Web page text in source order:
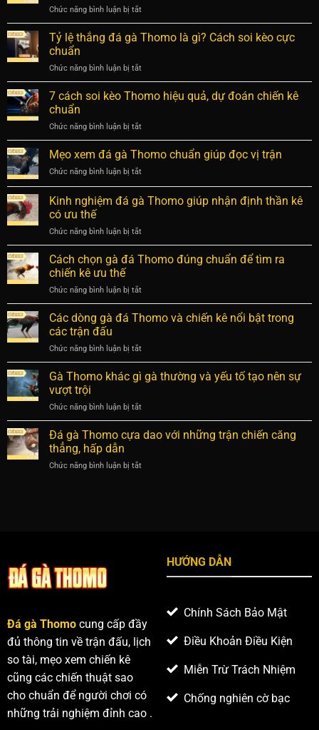
chi
tiết
nhất
gà
Thomo
từ
lâu
năm
chuẩn
Chức năng bình luận bị tắtở
Sai
lầm
đá
gà
Thomo
mới
thua
nặng
Tỷ lệ thắng đá gà Thomo là gì? Cách soi kèo cực
chuẩn
Chức năng bình luận bị tắtở
Tỷ
lệ
gà
Thomo
là
Cách
soi
kèo
7 cách soi kèo Thomo hiệu quả, dự đoán chiến kê
chuẩn
Chức năng bình luận bị tắtở
7
cách
kèo
Thomo
hiệu
đoán
chiến
kê
Mẹo xem đá gà Thomo chuẩn giúp đọc vị trận
Chức năng bình luận bị tắtở
xem
đá
Thomo
chuẩn
giúp
trận
Kinh nghiệm đá gà Thomo giúp nhận định thần kê
có ưu thế
Chức năng bình luận bị tắtở
Kinh
nghiệm
Thomo
giúp
nhận
kê
có
ưu
Cách chọn gà đá Thomo đúng chuẩn để tìm ra
chiến kê ưu thế
Chức năng bình luận bị tắtở
Cách
chọn
Thomo
đúng
chuẩn
ra
chiến
kê
Các dòng gà đá Thomo và chiến kê nổi bật trong
các trận đấu
Chức năng bình luận bị tắtở
Các
dòng
gà
Thomo
và
chiến
bật
Gà Thomo khác gì gà thường và yếu tố tạo nên sự
vượt trội
Chức năng bình luận bị tắtở
Gà
Thomo
gà
Đá gà Thomo cựa dao với những trận chiến căng
thẳng, hấp dẫn
Chức năng bình luận bị tắtở
dẫn
Đá gà Thomo cung cấp đầy
đủ thông tin về trận đấu, lịch
so tài, mẹo xem chiến kê
cũng các chiến thuật sao
cho chuẩn để người chơi có
những trải nghiệm đỉnh cao .
HƯỚNG DẪN
Chính Sách Bảo Mật
Điều Khoản Điều Kiện
Miễn Trừ Trách Nhiệm
Chống nghiên cờ bạc